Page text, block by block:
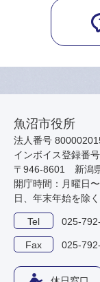
魚沼市役所
法人番号
インボイス登録番
〒946-8601 新潟
開庁時間：月曜日
日、年末年始を除く
Tel 025-
Fax 025-